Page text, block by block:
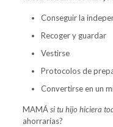
Conseguir la
Recoger y guardar
Vestirse
Protocolos de
Convertirse en un
MAMÁsi tu hijo hiciera
ahorrarías?